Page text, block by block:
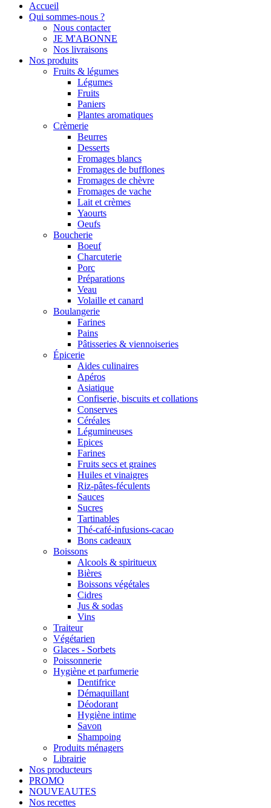
Accueil
Qui sommes-nous ?
Nous contacter
JE M'ABONNE
Nos livraisons
Nos produits
Fruits & légumes
Légumes
Fruits
Paniers
Plantes aromatiques
Crèmerie
Beurres
Desserts
Fromages blancs
Fromages de bufflones
Fromages de chèvre
Fromages de vache
Lait et crèmes
Yaourts
Oeufs
Boucherie
Boeuf
Charcuterie
Porc
Préparations
Veau
Volaille et canard
Boulangerie
Farines
Pains
Pâtisseries & viennoiseries
Épicerie
Aides culinaires
Apéros
Asiatique
Confiserie, biscuits et collations
Conserves
Céréales
Légumineuses
Epices
Farines
Fruits secs et graines
Huiles et vinaigres
Riz-pâtes-féculents
Sauces
Sucres
Tartinables
Thé-café-infusions-cacao
Bons cadeaux
Boissons
Alcools & spiritueux
Bières
Boissons végétales
Cidres
Jus & sodas
Vins
Traiteur
Végétarien
Glaces - Sorbets
Poissonnerie
Hygiène et parfumerie
Dentifrice
Démaquillant
Déodorant
Hygiène intime
Savon
Shampoing
Produits ménagers
Librairie
Nos producteurs
PROMO
NOUVEAUTES
Nos recettes